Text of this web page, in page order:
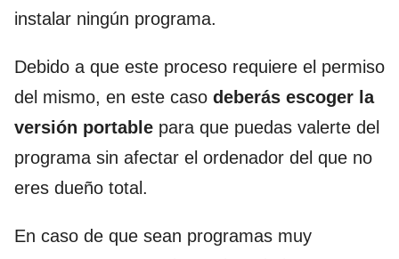
instalar ningún programa.
Debido a que este proceso requiere el permiso
del mismo, en este caso deberás escoger la
versión portable para que puedas valerte del
programa sin afectar el ordenador del que no
eres dueño total.
En caso de que sean programas muy